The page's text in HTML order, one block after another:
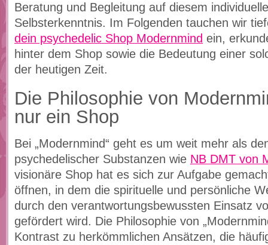
Beratung und Begleitung auf diesem
Selbsterkenntnis. Im Folgenden tauchen wir
dein psychedelic Shop Modernmind ein,
hinter dem Shop sowie die Bedeutung einer
der heutigen Zeit.
Die Philosophie von
nur ein Shop
Bei „Modernmind“ geht es um weit mehr als
psychedelischer Substanzen wie NB DMT von
visionäre Shop hat es sich zur Aufgabe
öffnen, in dem die spirituelle und persönliche
durch den verantwortungsbewussten Einsatz
gefördert wird. Die Philosophie von
Kontrast zu herkömmlichen Ansätzen, die